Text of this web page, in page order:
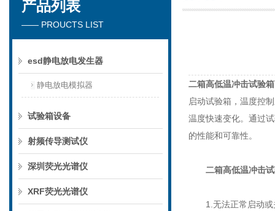
深圳市楚英豪科技有限公司
产品列表
—— PROUCTS LIST
esd静电放电发生器
静电放电模拟器
试验箱设备
射频传导测试仪
深圳荧光光谱仪
XRF荧光光谱仪
二箱高低温冲击试验箱
启动试验箱，温度控
温度快速变化。通过
的性能和可靠性。
二箱高低温冲击
1.无法正常启动或